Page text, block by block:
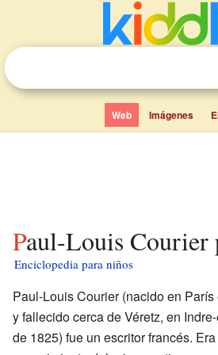
Web Imágenes
Paul-Louis
Enciclopedia para niños
Paul-Louis Courier (nacido en
y fallecido cerca de Véretz, en
de 1825) fue un escritor francés.